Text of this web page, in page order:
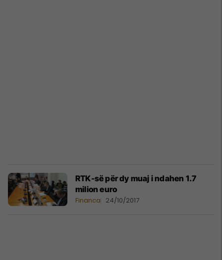
RTK-së për dy muaj i ndahen 1.7
milion euro
Financa 24/10/2017